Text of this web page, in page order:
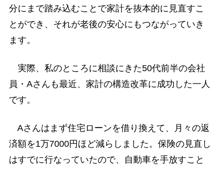
分にまで踏み込むことで家計を抜本的に見直すこ
とができ、それが老後の安心にもつながっていき
ます。
実際、私のところに相談にきた50代前半の会社
員・Aさんも最近、家計の構造改革に成功した一人
です。
Aさんはまず住宅ローンを借り換えて、月々の返
済額を1万7000円ほど減らしました。保険の見直し
はすでに行なっていたので、自動車を手放すこと